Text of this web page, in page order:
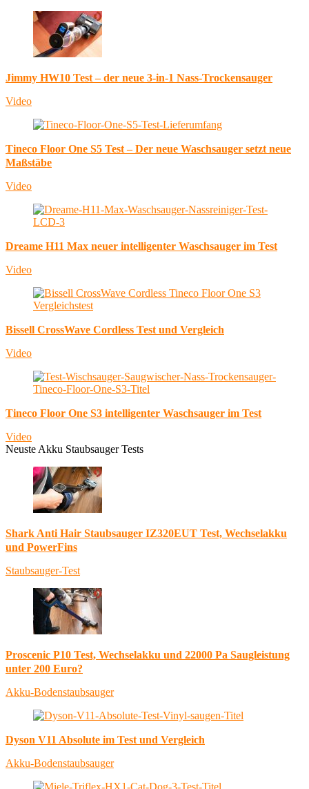
Jimmy HW10 Test – der neue 3-in-1 Nass-Trockensauger
Video
Tineco Floor One S5 Test – Der neue Waschsauger setzt neue
Maßstäbe
Video
Dreame H11 Max neuer intelligenter Waschsauger im Test
Video
Bissell CrossWave Cordless Test und Vergleich
Video
Tineco Floor One S3 intelligenter Waschsauger im Test
Video
Neuste Akku Staubsauger Tests
Shark Anti Hair Staubsauger IZ320EUT Test, Wechselakku
und PowerFins
Staubsauger-Test
Proscenic P10 Test, Wechselakku und 22000 Pa Saugleistung
unter 200 Euro?
Akku-Bodenstaubsauger
Dyson V11 Absolute im Test und Vergleich
Akku-Bodenstaubsauger